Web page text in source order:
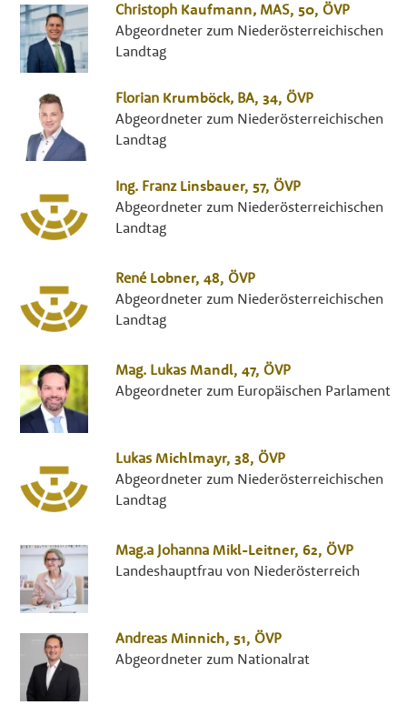
Christoph Kaufmann, MAS, 50, ÖVP
Abgeordneter zum Niederösterreichischen
Landtag
Florian Krumböck, BA, 34, ÖVP
Abgeordneter zum Niederösterreichischen
Landtag
Ing. Franz Linsbauer, 57, ÖVP
Abgeordneter zum Niederösterreichischen
Landtag
René Lobner, 48, ÖVP
Abgeordneter zum Niederösterreichischen
Landtag
Mag. Lukas Mandl, 47, ÖVP
Abgeordneter zum Europäischen Parlament
Lukas Michlmayr, 38, ÖVP
Abgeordneter zum Niederösterreichischen
Landtag
Mag.a Johanna Mikl-Leitner, 62, ÖVP
Landeshauptfrau von Niederösterreich
Andreas Minnich, 51, ÖVP
Abgeordneter zum Nationalrat